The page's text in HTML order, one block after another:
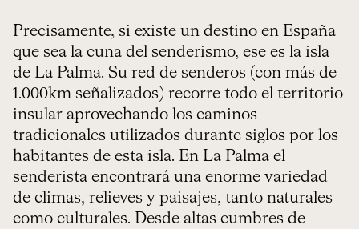
Precisamente, si existe un destino en España
que sea la cuna del senderismo, ese es la isla
de La Palma. Su red de senderos (con más de
1.000km señalizados) recorre todo el territorio
insular aprovechando los caminos
tradicionales utilizados durante siglos por los
habitantes de esta isla. En La Palma el
senderista encontrará una enorme variedad
de climas, relieves y paisajes, tanto naturales
como culturales. Desde altas cumbres de